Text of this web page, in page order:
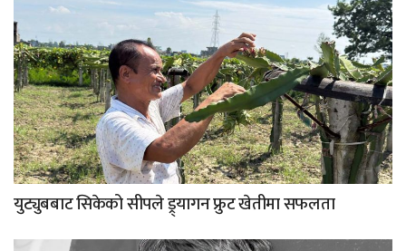
युट्युबबाट सिकेको सीपले ड्र्यागन फ्रुट खेतीमा सफलता